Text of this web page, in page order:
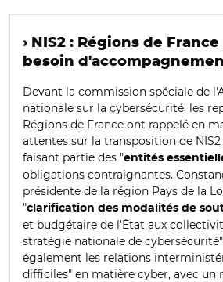
› NIS2 : Régions de
besoin
Devant la commission spéciale de
nationale sur la cybersécurité, les
Régions de France ont rappelé en
attentes sur la transposition de NIS2
faisant partie des "entités
obligations contraignantes.
présidente de la région Pays de la
"clarification des modalités de
et budgétaire de l'État aux
stratégie nationale de
également les relations
difficiles" en matière cyber, avec un